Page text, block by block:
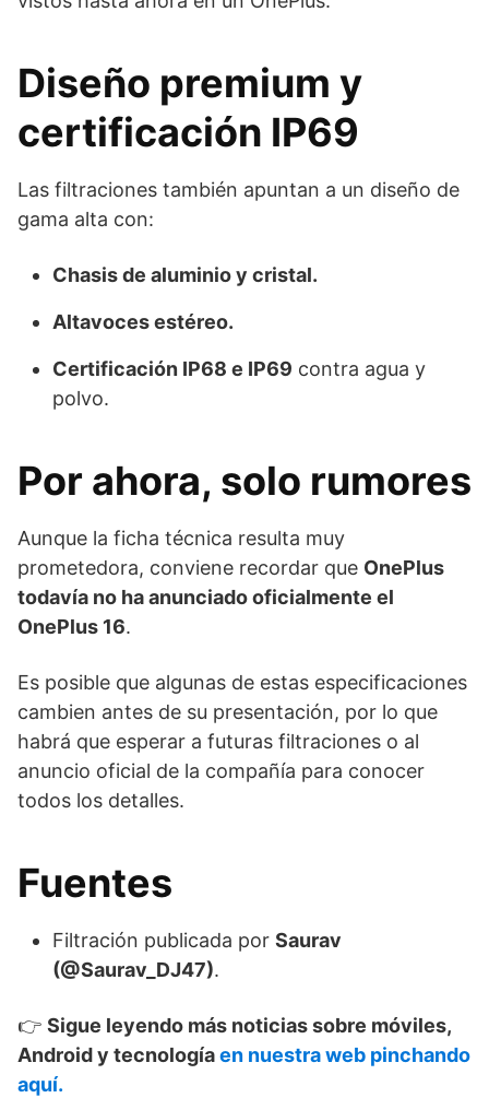
Diseño premium y
certificación IP69
Las filtraciones también apuntan a un diseño de
gama alta con:
Chasis de aluminio y cristal.
Altavoces estéreo.
Certificación IP68 e IP69 contra agua y
polvo.
Por ahora, solo rumores
Aunque la ficha técnica resulta muy
prometedora, conviene recordar que OnePlus
todavía no ha anunciado oficialmente el
OnePlus 16.
Es posible que algunas de estas especificaciones
cambien antes de su presentación, por lo que
habrá que esperar a futuras filtraciones o al
anuncio oficial de la compañía para conocer
todos los detalles.
Fuentes
Filtración publicada por Saurav
(@Saurav_DJ47).
👉 Sigue leyendo más noticias sobre móviles,
Android y tecnologíaen nuestra web pinchando
aquí.